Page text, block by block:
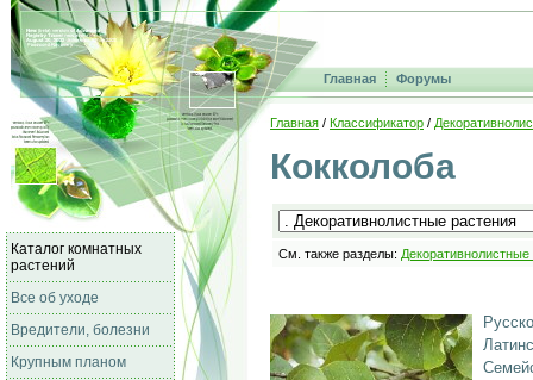
Главная Форумы
Каталог комнатных
растений
Все об уходе
Вредители, болезни
Крупным планом
Главная / Классификатор /
Кокколоба
См. также разделы: Декоративнолистные